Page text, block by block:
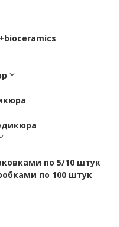
по 5/10 штук
по 100 штук